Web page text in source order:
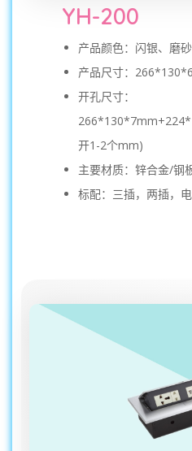
YH-200
产品颜色：闪银、磨
产品尺寸：
开孔尺寸：
开1-2个mm)
主要材质：锌合金/钢
标配：三插，两插，